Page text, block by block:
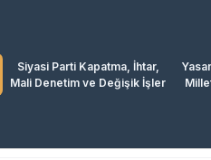
Siyasi Parti Kapatma, İhtar,
Mali Denetim ve Değişik İşler